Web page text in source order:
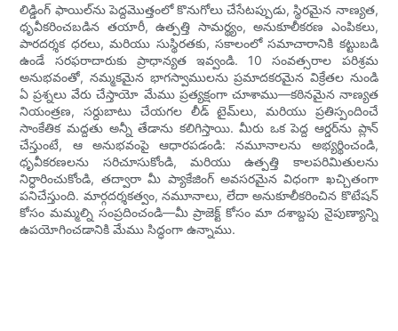
లిడ్డింగ్ ఫాయిల్‌ను పెద్దమొత్తంలో కొనుగోలు చేసేటప్పుడు, స్థిరమైన నాణ్యత,
ధృవీకరించబడిన తయారీ, ఉత్పత్తి సామర్థ్యం, ​​అనుకూలీకరణ ఎంపికలు,
పారదర్శక ధరలు, మరియు సుస్థిరతకు, సకాలంలో సమాచారానికి కట్టుబడి
ఉండే సరఫరాదారుకు ప్రాధాన్యత ఇవ్వండి. 10 సంవత్సరాల పరిశ్రమ
అనుభవంతో, నమ్మకమైన భాగస్వాములను ప్రమాదకరమైన విక్రేతల నుండి
ఏ ప్రశ్నలు వేరు చేస్తాయో మేము ప్రత్యక్షంగా చూశాము—కఠినమైన నాణ్యత
నియంత్రణ, సర్దుబాటు చేయగల లీడ్ టైమ్‌లు, మరియు ప్రతిస్పందించే
సాంకేతిక మద్దతు అన్నీ తేడాను కలిగిస్తాయి. మీరు ఒక పెద్ద ఆర్డర్‌ను ప్లాన్
చేస్తుంటే, ఆ అనుభవంపై ఆధారపడండి: నమూనాలను అభ్యర్థించండి,
ధృవీకరణలను సరిచూసుకోండి, మరియు ఉత్పత్తి కాలపరిమితులను
నిర్ధారించుకోండి, తద్వారా మీ ప్యాకేజింగ్ అవసరమైన విధంగా ఖచ్చితంగా
పనిచేస్తుంది. మార్గదర్శకత్వం, నమూనాలు, లేదా అనుకూలీకరించిన కొటేషన్
కోసం మమ్మల్ని సంప్రదించండి—మీ ప్రాజెక్ట్ కోసం మా దశాబ్దపు నైపుణ్యాన్ని
ఉపయోగించడానికి మేము సిద్ధంగా ఉన్నాము.